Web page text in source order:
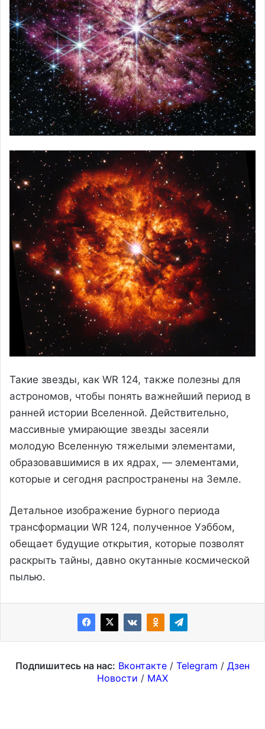
Такие звезды, как WR 124, также полезны для
астрономов, чтобы понять важнейший период в
ранней истории Вселенной. Действительно,
массивные умирающие звезды засеяли
молодую Вселенную тяжелыми элементами,
образовавшимися в их ядрах, — элементами,
которые и сегодня распространены на Земле.
Детальное изображение бурного периода
трансформации WR 124, полученное Уэббом,
обещает будущие открытия, которые позволят
раскрыть тайны, давно окутанные космической
пылью.
Подпишитесь на нас: Вконтакте / Telegram / Дзен
Новости / MAX